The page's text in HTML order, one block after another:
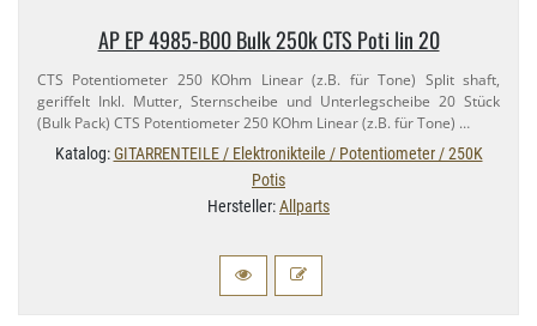
AP EP 4985-​B00 Bulk 250k CTS Poti lin 20
CTS Potentiometer 250 KOhm Linear (z.​B. für Tone) Split shaft,
geriffelt Inkl. Mutter, Sternscheibe und Unterlegscheibe 20 Stück
(Bulk Pack) CTS Potentiometer 250 KOhm Linear (z.​B. für Tone) …
Katalog:GITARRENTEILE / Elektronikteile / Potentiometer / 250K
Potis
Hersteller:Allparts